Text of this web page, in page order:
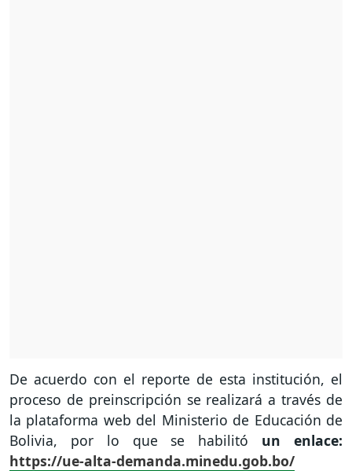
De acuerdo con el reporte de esta institución, el
proceso de preinscripción se realizará a través de
la plataforma web del Ministerio de Educación de
Bolivia, por lo que se habilitó un enlace:
https://ue-alta-demanda.minedu.gob.bo/